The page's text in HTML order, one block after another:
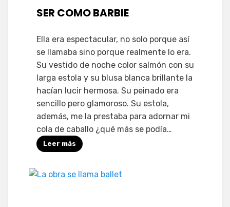
SER COMO BARBIE
Ella era espectacular, no solo porque así
se llamaba sino porque realmente lo era.
Su vestido de noche color salmón con su
larga estola y su blusa blanca brillante la
hacían lucir hermosa. Su peinado era
sencillo pero glamoroso. Su estola,
además, me la prestaba para adornar mi
cola de caballo ¿qué más se podía…
Leer más